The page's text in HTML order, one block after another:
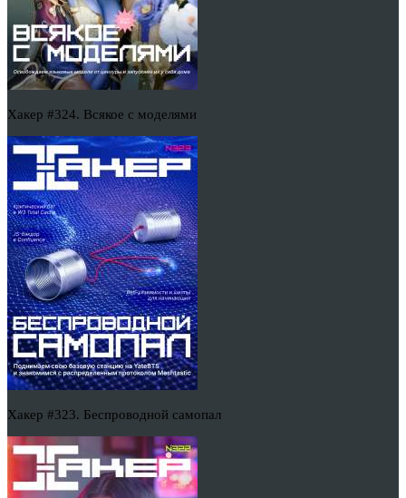
Хакер #324. Всякое с моделями
Хакер #323. Беспроводной самопал